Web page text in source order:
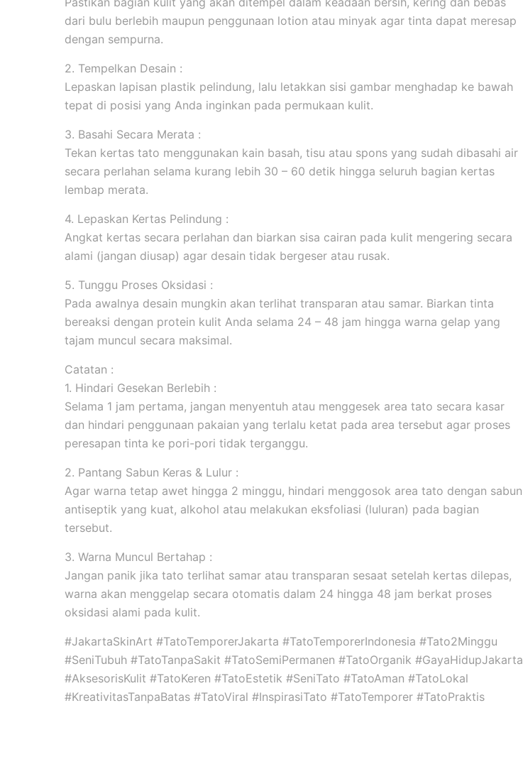
dari bulu berlebih maupun penggunaan lotion atau minyak agar tinta dapat meresap
dengan sempurna.
2. Tempelkan Desain :
Lepaskan lapisan plastik pelindung, lalu letakkan sisi gambar menghadap ke bawah
tepat di posisi yang Anda inginkan pada permukaan kulit.
3. Basahi Secara Merata :
Tekan kertas tato menggunakan kain basah, tisu atau spons yang sudah dibasahi air
secara perlahan selama kurang lebih 30 – 60 detik hingga seluruh bagian kertas
lembap merata.
4. Lepaskan Kertas Pelindung :
Angkat kertas secara perlahan dan biarkan sisa cairan pada kulit mengering secara
alami (jangan diusap) agar desain tidak bergeser atau rusak.
5. Tunggu Proses Oksidasi :
Pada awalnya desain mungkin akan terlihat transparan atau samar. Biarkan tinta
bereaksi dengan protein kulit Anda selama 24 – 48 jam hingga warna gelap yang
tajam muncul secara maksimal.
Catatan :
1. Hindari Gesekan Berlebih :
Selama 1 jam pertama, jangan menyentuh atau menggesek area tato secara kasar
dan hindari penggunaan pakaian yang terlalu ketat pada area tersebut agar proses
peresapan tinta ke pori-pori tidak terganggu.
2. Pantang Sabun Keras & Lulur :
Agar warna tetap awet hingga 2 minggu, hindari menggosok area tato dengan sabun
antiseptik yang kuat, alkohol atau melakukan eksfoliasi (luluran) pada bagian
tersebut.
3. Warna Muncul Bertahap :
Jangan panik jika tato terlihat samar atau transparan sesaat setelah kertas dilepas,
warna akan menggelap secara otomatis dalam 24 hingga 48 jam berkat proses
oksidasi alami pada kulit.
#JakartaSkinArt #TatoTemporerJakarta #TatoTemporerIndonesia #Tato2Minggu
#SeniTubuh #TatoTanpaSakit #TatoSemiPermanen #TatoOrganik #GayaHidupJakarta
#AksesorisKulit #TatoKeren #TatoEstetik #SeniTato #TatoAman #TatoLokal
#KreativitasTanpaBatas #TatoViral #InspirasiTato #TatoTemporer #TatoPraktis